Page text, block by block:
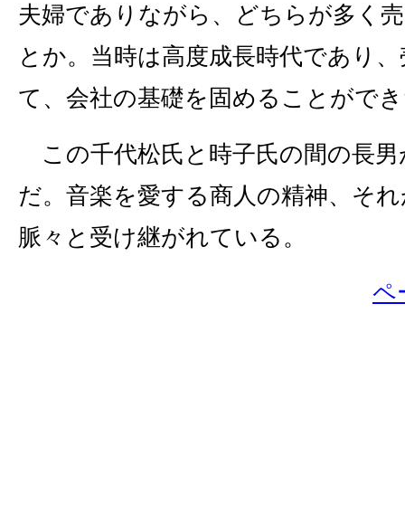
夫婦でありながら、どちらが多く
とか。当時は高度成長時代であり
て、会社の基礎を固めることがで
この千代松氏と時子氏の間の長男
だ。音楽を愛する商人の精神、そ
脈々と受け継がれている。
ペ